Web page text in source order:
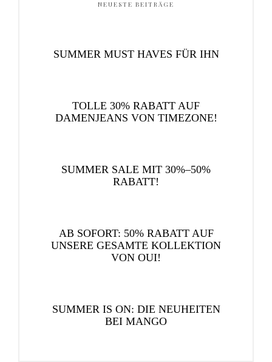
NEUESTE BEITRÄGE
SUMMER MUST HAVES FÜR IHN
TOLLE 30% RABATT AUF
DAMENJEANS VON TIMEZONE!
SUMMER SALE MIT 30%–50%
RABATT!
AB SOFORT: 50% RABATT AUF
UNSERE GESAMTE KOLLEKTION
VON OUI!
SUMMER IS ON: DIE NEUHEITEN
BEI MANGO